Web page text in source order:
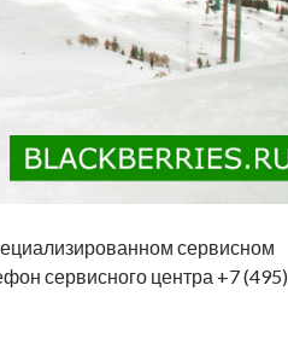
сервисном
сервисного центра +7 (495)